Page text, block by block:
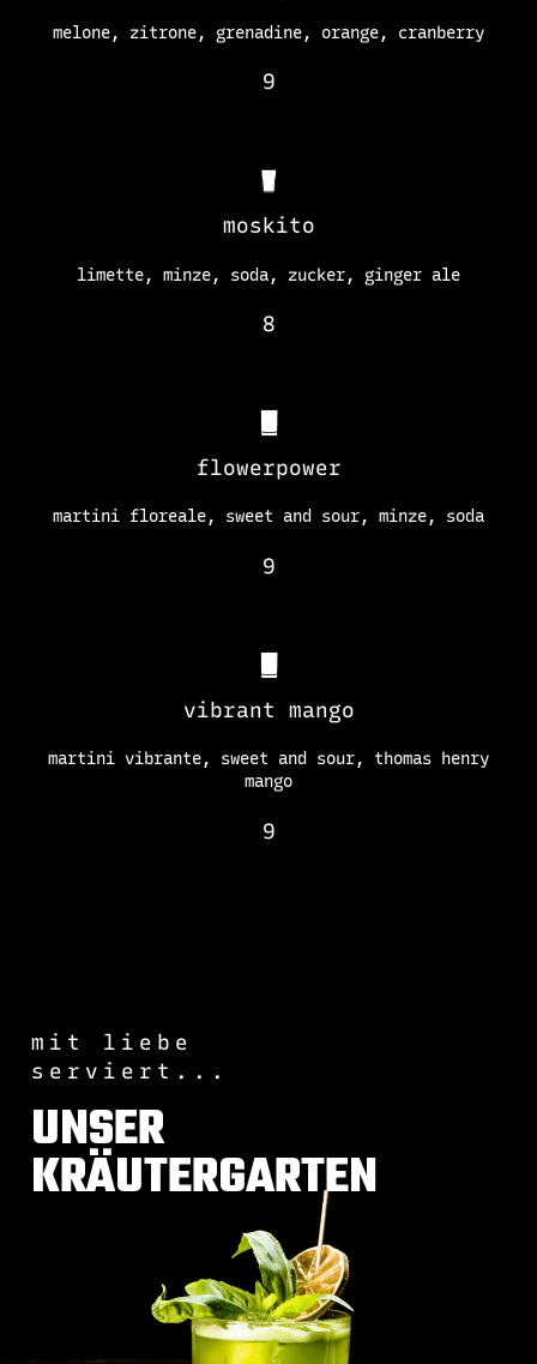
melone, zitrone, grenadine, orange, cranberry
9
moskito
limette, minze, soda, zucker, ginger ale
8
flowerpower
martini floreale, sweet and sour, minze, soda
9
vibrant mango
martini vibrante, sweet and sour, thomas henry
mango
9
mit liebe
serviert...
UNSER
KRÄUTERGARTEN